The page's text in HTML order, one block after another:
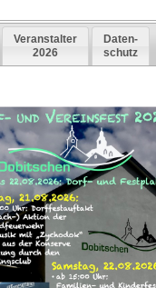
Freitag,
SG
Freitag,
SG
Freitag,
SG
Freitag,
SG